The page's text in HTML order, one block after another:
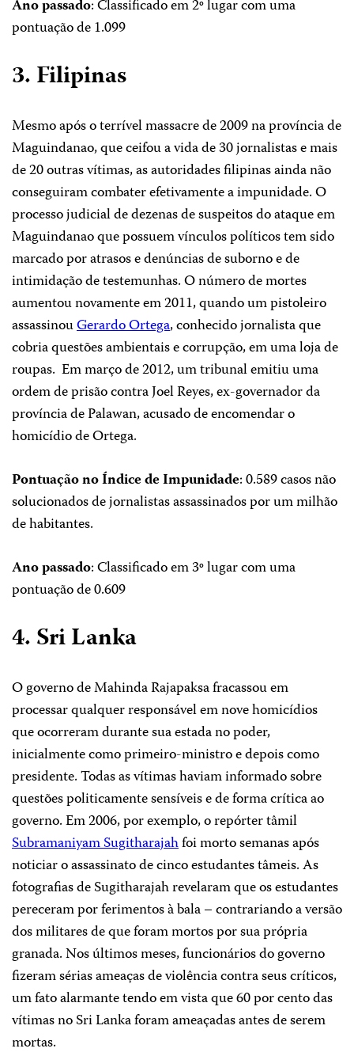
Ano passado: Classificado em 2º lugar com uma
pontuação de 1.099
3. Filipinas
Mesmo após o terrível massacre de 2009 na província de
Maguindanao, que ceifou a vida de 30 jornalistas e mais
de 20 outras vítimas, as autoridades filipinas ainda não
conseguiram combater efetivamente a impunidade. O
processo judicial de dezenas de suspeitos do ataque em
Maguindanao que possuem vínculos políticos tem sido
marcado por atrasos e denúncias de suborno e de
intimidação de testemunhas. O número de mortes
aumentou novamente em 2011, quando um pistoleiro
assassinouGerardo Ortega, conhecido jornalista que
cobria questões ambientais e corrupção, em uma loja de
roupas. Em março de 2012, um tribunal emitiu uma
ordem de prisão contra Joel Reyes, ex-governador da
província de Palawan, acusado de encomendar o
homicídio de Ortega.
Pontuação no Índice de Impunidade: 0.589 casos não
solucionados de jornalistas assassinados por um milhão
de habitantes.
Ano passado: Classificado em 3º lugar com uma
pontuação de 0.609
4. Sri Lanka
O governo de Mahinda Rajapaksa fracassou em
processar qualquer responsável em nove homicídios
que ocorreram durante sua estada no poder,
inicialmente como primeiro-ministro e depois como
presidente. Todas as vítimas haviam informado sobre
questões politicamente sensíveis e de forma crítica ao
governo. Em 2006, por exemplo, o repórter tâmil
Subramaniyam Sugitharajahfoi morto semanas após
noticiar o assassinato de cinco estudantes tâmeis. As
fotografias de Sugitharajah revelaram que os estudantes
pereceram por ferimentos à bala – contrariando a versão
dos militares de que foram mortos por sua própria
granada. Nos últimos meses, funcionários do governo
fizeram sérias ameaças de violência contra seus críticos,
um fato alarmante tendo em vista que 60 por cento das
vítimas no Sri Lanka foram ameaçadas antes de serem
mortas.